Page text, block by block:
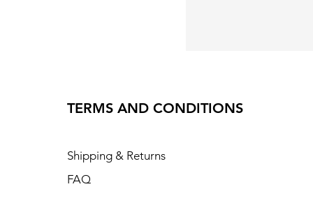
TERMS AND CONDITIONS
Shipping & Returns
FAQ